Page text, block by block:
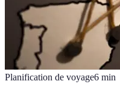
Planification de voyage6 min